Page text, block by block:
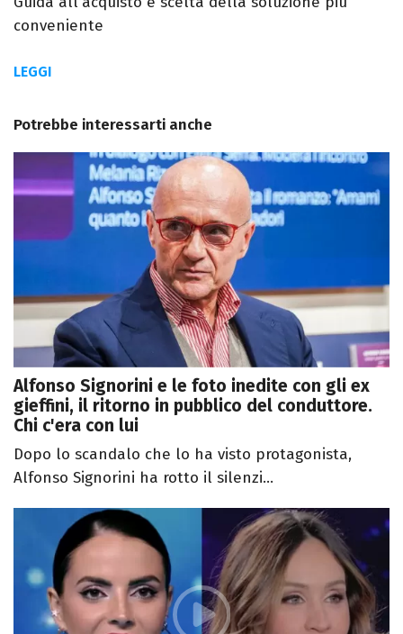
conveniente
LEGGI
Potrebbe interessarti anche
Alfonso Signorini e le foto inedite con gli ex
gieffini, il ritorno in pubblico del conduttore.
Chi c'era con lui
Dopo lo scandalo che lo ha visto protagonista,
Alfonso Signorini ha rotto il silenzi...